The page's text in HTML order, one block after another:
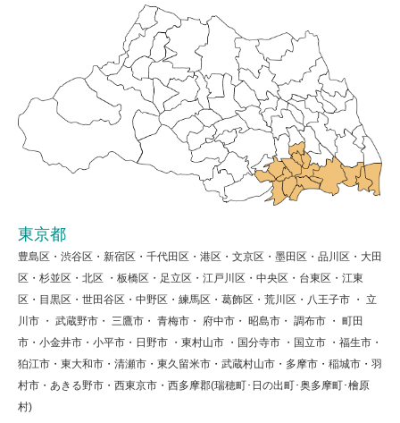
東京都
豊島区・渋谷区・新宿区・千代田区・港区・文京区・墨田区・品川区・大田
区・杉並区・北区 ・板橋区・足立区・江戸川区・中央区・台東区・江東
区・目黒区・世田谷区・中野区・練馬区・葛飾区・荒川区・八王子市 ・ 立
川市 ・ 武蔵野市・ 三鷹市・ 青梅市・ 府中市・ 昭島市・ 調布市 ・ 町田
市・小金井市・小平市・日野市 ・東村山市 ・国分寺市 ・国立市 ・福生市・
狛江市・東大和市・清瀬市・東久留米市・武蔵村山市・多摩市・稲城市・羽
村市・あきる野市・西東京市・西多摩郡(瑞穂町･日の出町･奥多摩町･檜原
村)